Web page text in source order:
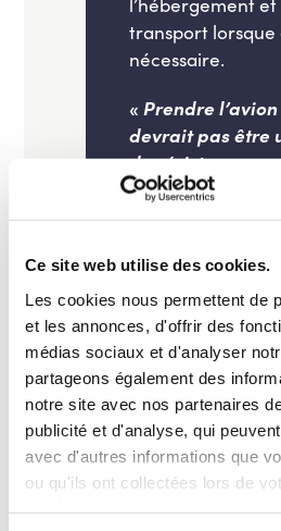
Ce site web utilise des cookies.
Les cookies nous permettent de
et les annonces, d'offrir des
médias sociaux et d'analyser
partageons également des
notre site avec nos partenaires
publicité et d'analyse, qui
avec d'autres informations que
ou qu'ils ont collectées lors de
transport lorsque
nécessaire.
« Prendre
devrait pas être
de résistance
des compagnies.
longtemps, les
complexes,
déséquilibrées et
piégeuses pour
citoyen.
remet du droit là
avait trop d’abus
conclut notre
Après notre vote
parlement